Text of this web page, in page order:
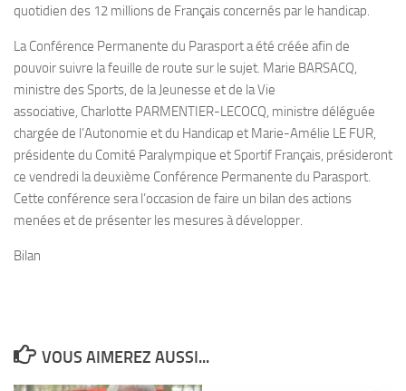
quotidien des 12 millions de Français concernés par le handicap.
La Conférence Permanente du Parasport a été créée afin de
pouvoir suivre la feuille de route sur le sujet. Marie BARSACQ,
ministre des Sports, de la Jeunesse et de la Vie
associative, Charlotte PARMENTIER-LECOCQ, ministre déléguée
chargée de l’Autonomie et du Handicap et Marie-Amélie LE FUR,
présidente du Comité Paralympique et Sportif Français, présideront
ce vendredi la deuxième Conférence Permanente du Parasport.
Cette conférence sera l’occasion de faire un bilan des actions
menées et de présenter les mesures à développer.
Bilan
VOUS AIMEREZ AUSSI...